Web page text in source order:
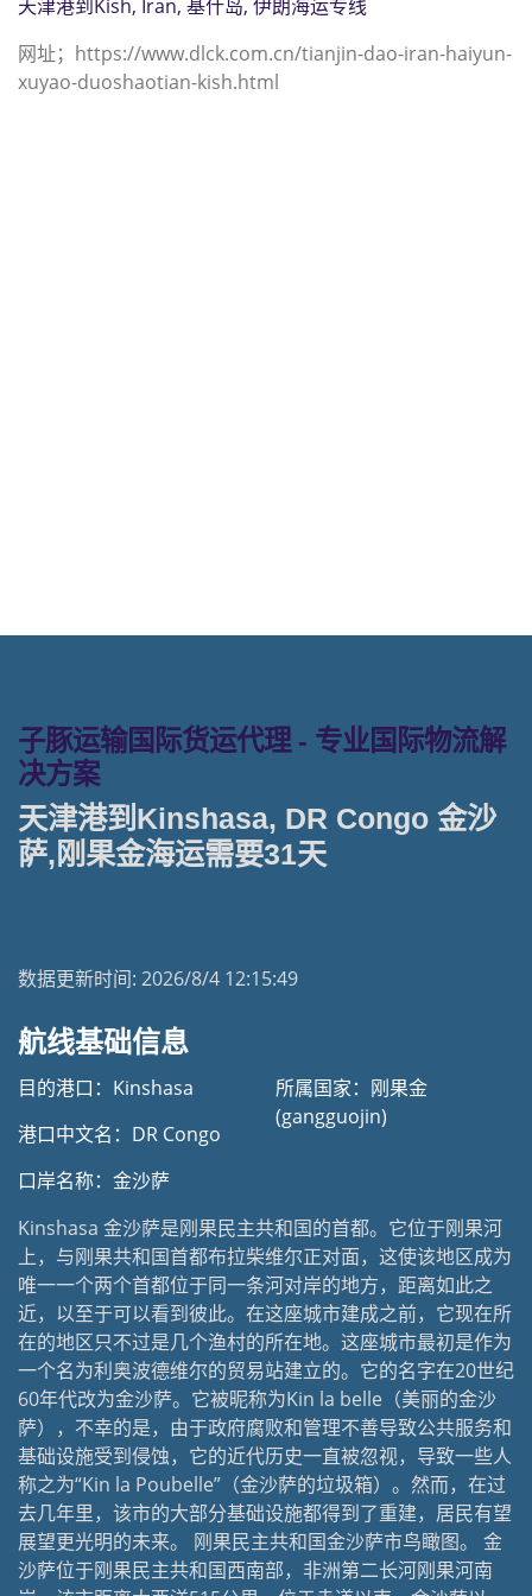
天津港到Kish, Iran, 基什岛, 伊朗海运专线
网址；https://www.dlck.com.cn/tianjin-dao-iran-haiyun-
xuyao-duoshaotian-kish.html
子豚运输国际货运代理 - 专业国际物流解
决方案
天津港到Kinshasa, DR Congo 金沙
萨,刚果金海运需要31天
数据更新时间: 2026/8/4 12:15:49
航线基础信息
目的港口：Kinshasa
港口中文名：DR Congo
口岸名称：金沙萨
所属国家：刚果金
(gangguojin)
Kinshasa 金沙萨是刚果民主共和国的首都。它位于刚果河
上，与刚果共和国首都布拉柴维尔正对面，这使该地区成为
唯一一个两个首都位于同一条河对岸的地方，距离如此之
近，以至于可以看到彼此。在这座城市建成之前，它现在所
在的地区只不过是几个渔村的所在地。这座城市最初是作为
一个名为利奥波德维尔的贸易站建立的。它的名字在20世纪
60年代改为金沙萨。它被昵称为Kin la belle（美丽的金沙
萨），不幸的是，由于政府腐败和管理不善导致公共服务和
基础设施受到侵蚀，它的近代历史一直被忽视，导致一些人
称之为“Kin la Poubelle”（金沙萨的垃圾箱）。然而，在过
去几年里，该市的大部分基础设施都得到了重建，居民有望
展望更光明的未来。 刚果民主共和国金沙萨市鸟瞰图。 金
沙萨位于刚果民主共和国西南部，非洲第二长河刚果河南